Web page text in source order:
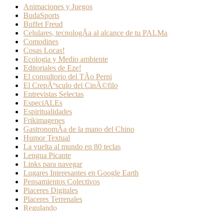
Animaciones y Juegos
BudaSports
Buffet Freud
Celulares, tecnologÃ­a al alcance de tu PALMa
Comodines
Cosas Locas!
Ecologia y Medio ambiente
Editoriales de Eze!
El consultorio del TÃ­o Perni
El CrepÃºsculo del CinÃ©filo
Entrevistas Selectas
EspeciALEs
Espiritualidades
Frikimagenes
GastronomÃ­a de la mano del Chino
Humor Textual
La vuelta al mundo en 80 teclas
Lengua Picante
Links para navegar
Lugares Interesantes en Google Earth
Pensamientos Colectivos
Placeres Digitales
Placeres Terrenales
Regulando